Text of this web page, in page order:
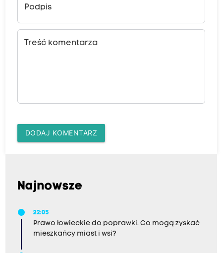
Podpis
Treść komentarza
DODAJ KOMENTARZ
Najnowsze
22:05
Prawo łowieckie do poprawki. Co mogą zyskać
mieszkańcy miast i wsi?